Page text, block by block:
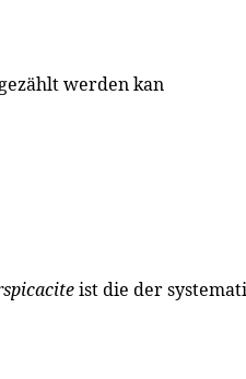
werden kan
ist die der